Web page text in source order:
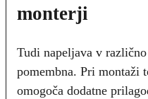
monterji
Tudi napeljava v
pomembna. Pri montaži
omogoča dodatne